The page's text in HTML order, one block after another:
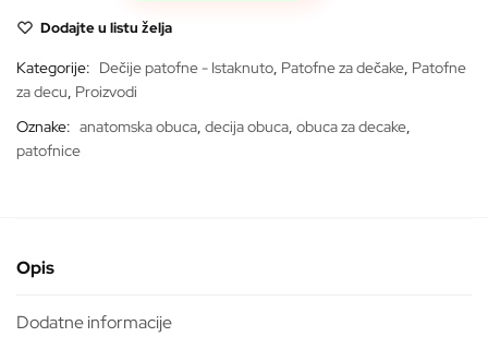
količina
Dodajte u listu želja
Kategorije: Dečije patofne - Istaknuto, Patofne za dečake, Patofne
za decu, Proizvodi
Oznake: anatomska obuca, decija obuca, obuca za decake,
patofnice
Opis
Dodatne informacije